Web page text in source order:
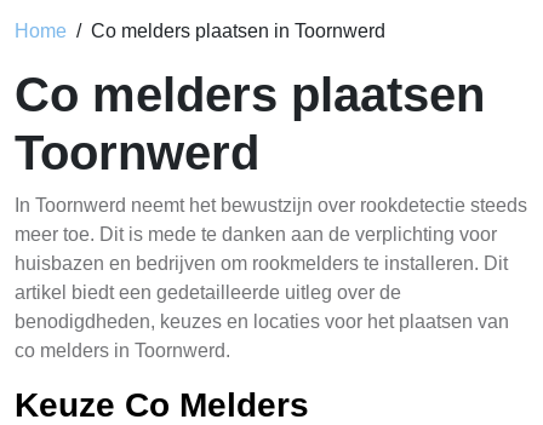
Home Co melders plaatsen in Toornwerd
Co melders plaatsen
Toornwerd
In Toornwerd neemt het bewustzijn over rookdetectie steeds
meer toe. Dit is mede te danken aan de verplichting voor
huisbazen en bedrijven om rookmelders te installeren. Dit
artikel biedt een gedetailleerde uitleg over de
benodigdheden, keuzes en locaties voor het plaatsen van
co melders in Toornwerd.
Keuze Co Melders